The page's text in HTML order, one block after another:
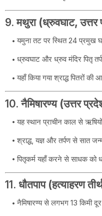
9.मथुरा (ध्रुवघाट, उत्तर
यमुना तट पर स्थित 24 प्रमुख
ध्रुवघाट और ध्रुव मंदिर पितृ
यहाँ किया गया श्राद्ध पितरों
10.नैमिषारण्य (उत्तर
यह स्थान प्राचीन काल से
श्राद्ध, यज्ञ और तर्पण से सात
पितृकर्म यहाँ करने से साधक को
11. धौतपाप (हत्याहरण
नैमिषारण्य से लगभग 13 किमी